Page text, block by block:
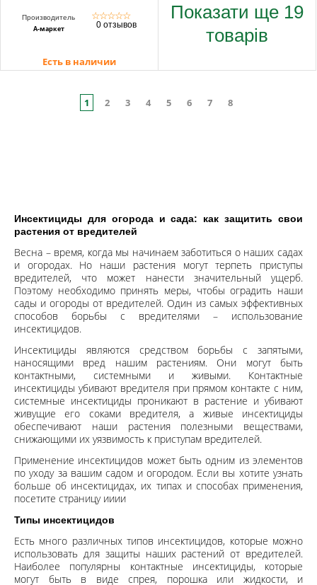
Производитель
А-маркет
☆☆☆☆☆
0 отзывов
Есть в наличии
Показати ще 19
товарів
1 2 3 4 5 6 7 8
Инсектициды для огорода и сада: как защитить свои
растения от вредителей
Весна – время, когда мы начинаем заботиться о наших садах
и огородах. Но наши растения могут терпеть приступы
вредителей, что может нанести значительный ущерб.
Поэтому необходимо принять меры, чтобы оградить наши
сады и огороды от вредителей. Один из самых эффективных
способов борьбы с вредителями – использование
инсектицидов.
Инсектициды являются средством борьбы с запятыми,
наносящими вред нашим растениям. Они могут быть
контактными, системными и живыми. Контактные
инсектициды убивают вредителя при прямом контакте с ним,
системные инсектициды проникают в растение и убивают
живущие его соками вредителя, а живые инсектициды
обеспечивают наши растения полезными веществами,
снижающими их уязвимость к приступам вредителей.
Применение инсектицидов может быть одним из элементов
по уходу за вашим садом и огородом. Если вы хотите узнать
больше об инсектицидах, их типах и способах применения,
посетите страницу ииии
Типы инсектицидов
Есть много различных типов инсектицидов, которые можно
использовать для защиты наших растений от вредителей.
Наиболее популярны контактные инсектициды, которые
могут быть в виде спрея, порошка или жидкости, и